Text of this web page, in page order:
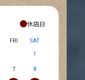
休店日
FRI
SAT
1
7 8